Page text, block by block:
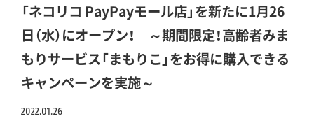
「ネコリコ PayPayモール店」を新たに1月26
日（水）にオープン！ ～期間限定！高齢者みま
もりサービス「まもりこ」をお得に購入できる
キャンペーンを実施～
2022.01.26